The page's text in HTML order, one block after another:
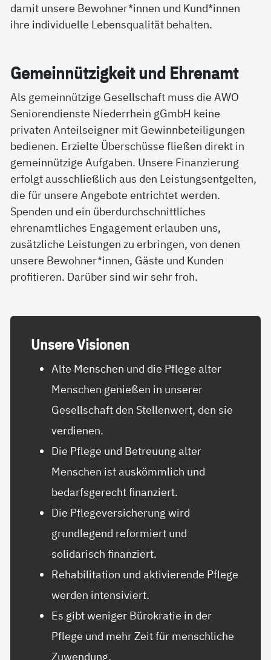
damit unsere Bewohner*innen und Kund*innen
ihre individuelle Lebensqualität behalten.
Ge­mein­nüt­zig­keit und Eh­ren­amt
Als gemeinnützige Gesellschaft muss die AWO
Seniorendienste Niederrhein gGmbH keine
privaten Anteilseigner mit Gewinnbeteiligungen
bedienen. Erzielte Überschüsse fließen direkt in
gemeinnützige Aufgaben. Unsere Finanzierung
erfolgt ausschließlich aus den Leistungsentgelten,
die für unsere Angebote entrichtet werden.
Spenden und ein überdurchschnittliches
ehrenamtliches Engagement erlauben uns,
zusätzliche Leistungen zu erbringen, von denen
unsere Bewohner*innen, Gäste und Kunden
profitieren. Darüber sind wir sehr froh.
Un­se­re Vi­sio­nen
Alte Menschen und die Pflege alter
Menschen genießen in unserer
Gesellschaft den Stellenwert, den sie
verdienen.
Die Pflege und Betreuung alter
Menschen ist auskömmlich und
bedarfsgerecht finanziert.
Die Pflegeversicherung wird
grundlegend reformiert und
solidarisch finanziert.
Rehabilitation und aktivierende Pflege
werden intensiviert.
Es gibt weniger Bürokratie in der
Pflege und mehr Zeit für menschliche
Zuwendung.